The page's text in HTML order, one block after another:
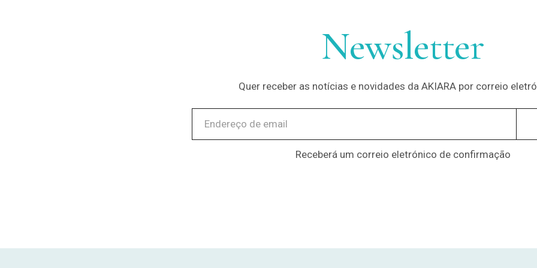
Newsletter
Quer receber as notícias e novidades da AKIARA por correio
Receberá um correio eletrónico de confirmação